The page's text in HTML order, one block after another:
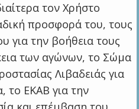
τον Χρήστο
προσφορά του, τους
για την βοήθεια τους
των αγώνων, το Σώμα
Λιβαδειάς για
το ΕΚΑΒ για την